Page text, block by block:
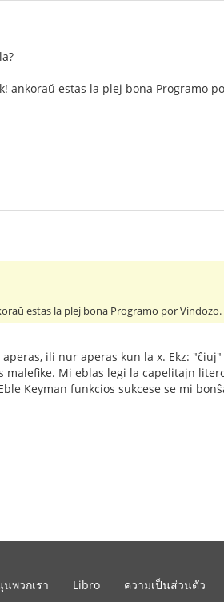
ankoraŭ estas la plej bona Programo
estas la plej bona Programo por Vindozo.
ili nur aperas kun la x. Ekz:
malefike. Mi eblas legi la capelitajn
Keyman funkcios sukcese se mi
พวกเรา Libro ความเป็นส่วนตัว